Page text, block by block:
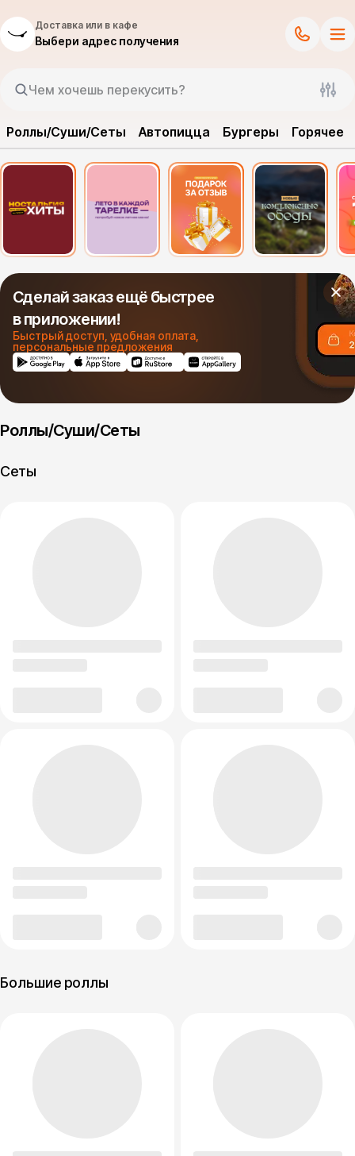
Доставка или в кафе
Выбери адрес получения
Роллы/Суши/Сеты Автопицца Бургеры Горячее
Сделай заказ ещё быстрее
в приложении!
Быстрый доступ, удобная оплата,
персональные предложения
Роллы/Суши/Сеты
Сеты
Большие роллы